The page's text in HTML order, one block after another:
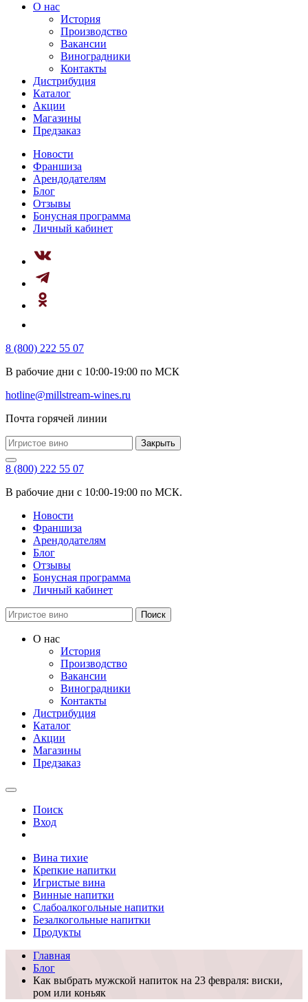
О нас
История
Производство
Вакансии
Виноградники
Контакты
Дистрибуция
Каталог
Акции
Магазины
Предзаказ
Новости
Франшиза
Арендодателям
Блог
Отзывы
Бонусная программа
Личный кабинет
8 (800) 222 55 07
В рабочие дни с 10:00-19:00 по МСК
hotline@millstream-wines.ru
Почта горячей линии
Закрыть
8 (800) 222 55 07
В рабочие дни с 10:00-19:00 по МСК.
Новости
Франшиза
Арендодателям
Блог
Отзывы
Бонусная программа
Личный кабинет
Поиск
О нас
История
Производство
Вакансии
Виноградники
Контакты
Дистрибуция
Каталог
Акции
Магазины
Предзаказ
Поиск
Вход
Вина тихие
Крепкие напитки
Игристые вина
Винные напитки
Слабоалкогольные напитки
Безалкогольные напитки
Продукты
Главная
Блог
Как выбрать мужской напиток на 23 февраля: виски,
ром или коньяк